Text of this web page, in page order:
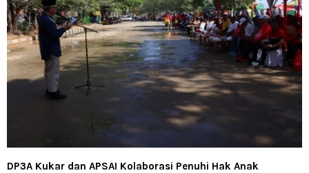
DP3A Kukar dan APSAI Kolaborasi Penuhi Hak Anak